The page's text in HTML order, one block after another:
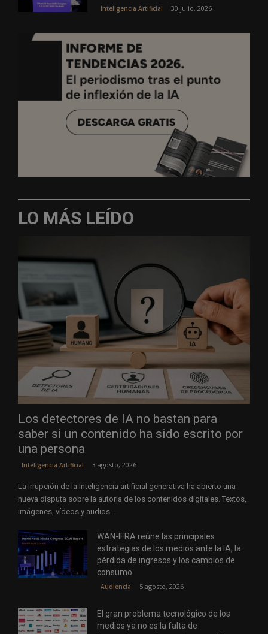
Inteligencia Artificial 30 julio, 2026
LO MÁS LEÍDO
Los detectores de IA no bastan para
saber si un contenido ha sido escrito por
una persona
Inteligencia Artificial 3 agosto, 2026
La irrupción de la inteligencia artificial generativa ha abierto una
nueva disputa sobre la autoría de los contenidos digitales. Textos,
imágenes, vídeos y audios...
WAN-IFRA reúne las principales
estrategias de los medios ante la IA, la
pérdida de ingresos y los cambios de
consumo
Audiencia 5 agosto, 2026
El gran problema tecnológico de los
medios ya no es la falta de